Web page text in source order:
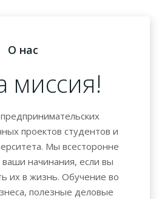
О нас
миссия!
проектов студентов и
Мы всесторонне
начинания, если вы
их в жизнь. Обучение во
полезные деловые